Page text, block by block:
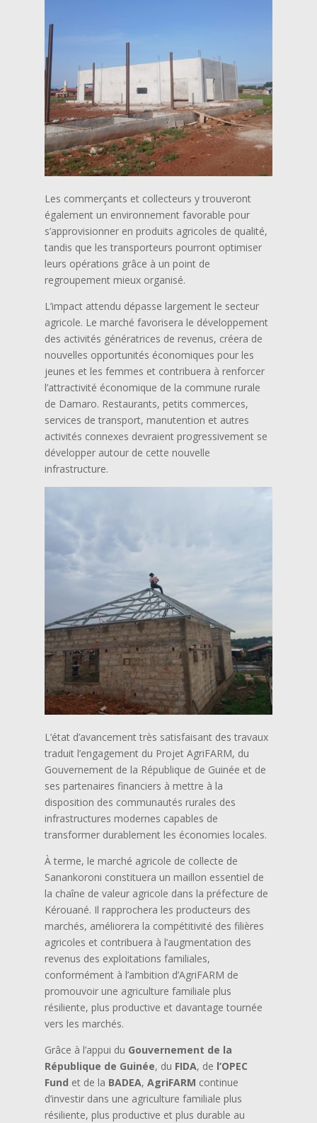
Les commerçants et collecteurs y trouveront
également un environnement favorable pour
s’approvisionner en produits agricoles de qualité,
tandis que les transporteurs pourront optimiser
leurs opérations grâce à un point de
regroupement mieux organisé.
L’impact attendu dépasse largement le secteur
agricole. Le marché favorisera le développement
des activités génératrices de revenus, créera de
nouvelles opportunités économiques pour les
jeunes et les femmes et contribuera à renforcer
l’attractivité économique de la commune rurale
de Damaro. Restaurants, petits commerces,
services de transport, manutention et autres
activités connexes devraient progressivement se
développer autour de cette nouvelle
infrastructure.
L’état d’avancement très satisfaisant des travaux
traduit l’engagement du Projet AgriFARM, du
Gouvernement de la République de Guinée et de
ses partenaires financiers à mettre à la
disposition des communautés rurales des
infrastructures modernes capables de
transformer durablement les économies locales.
À terme, le marché agricole de collecte de
Sanankoroni constituera un maillon essentiel de
la chaîne de valeur agricole dans la préfecture de
Kérouané. Il rapprochera les producteurs des
marchés, améliorera la compétitivité des filières
agricoles et contribuera à l’augmentation des
revenus des exploitations familiales,
conformément à l’ambition d’AgriFARM de
promouvoir une agriculture familiale plus
résiliente, plus productive et davantage tournée
vers les marchés.
Grâce à l’appui du Gouvernement de la
République de Guinée, du FIDA, de l’OPEC
Fund et de la BADEA,AgriFARM continue
d’investir dans une agriculture familiale plus
résiliente, plus productive et plus durable au